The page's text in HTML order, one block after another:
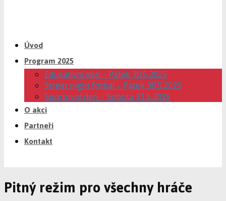
Úvod
Program 2025
Edukativní den – Pátek 30.5.2025
Street night fotbal – Pátek 30.5.2025
Sportovní den – Sobota 31.5.2025
O akci
Partneři
Kontakt
Pitný režim pro všechny hráče